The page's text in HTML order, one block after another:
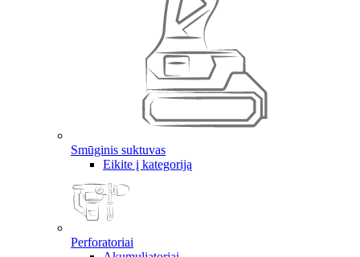
Smūginis suktuvas
Eikite į kategoriją
Perforatoriai